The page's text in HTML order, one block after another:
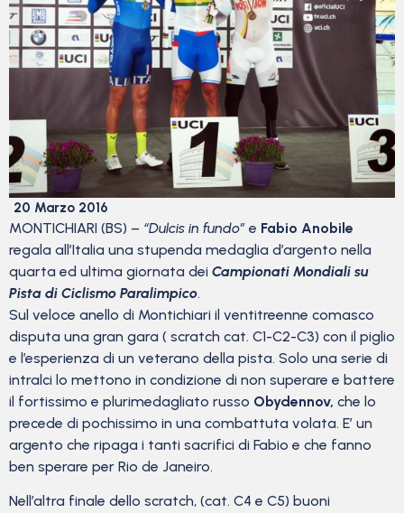
20 Marzo 2016
MONTICHIARI (BS) – “Dulcis in fundo” e Fabio Anobile
regala all’Italia una stupenda medaglia d’argento nella
quarta ed ultima giornata dei Campionati Mondiali su
Pista di Ciclismo Paralimpico.
Sul veloce anello di Montichiari il ventitreenne comasco
disputa una gran gara ( scratch cat. C1-C2-C3) con il piglio
e l’esperienza di un veterano della pista. Solo una serie di
intralci lo mettono in condizione di non superare e battere
il fortissimo e plurimedagliato russo Obydennov, che lo
precede di pochissimo in una combattuta volata. E’ un
argento che ripaga i tanti sacrifici di Fabio e che fanno
ben sperare per Rio de Janeiro.
Nell’altra finale dello scratch, (cat. C4 e C5) buoni